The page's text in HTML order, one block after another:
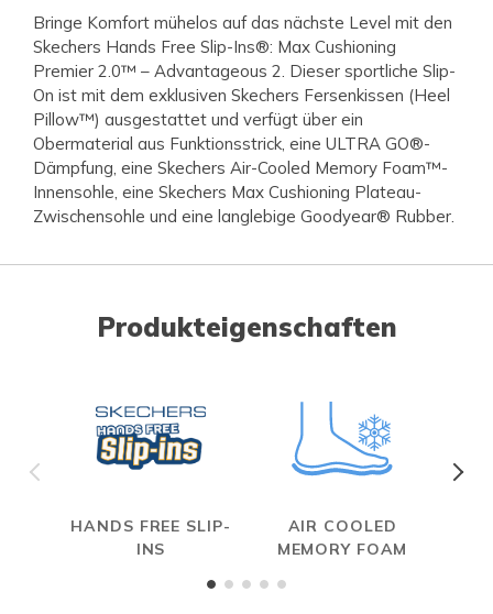
Bringe Komfort mühelos auf das nächste Level mit den
Skechers Hands Free Slip-Ins®: Max Cushioning
Premier 2.0™ – Advantageous 2. Dieser sportliche Slip-
On ist mit dem exklusiven Skechers Fersenkissen (Heel
Pillow™) ausgestattet und verfügt über ein
Obermaterial aus Funktionsstrick, eine ULTRA GO®-
Dämpfung, eine Skechers Air-Cooled Memory Foam™-
Innensohle, eine Skechers Max Cushioning Plateau-
Zwischensohle und eine langlebige Goodyear® Rubber.
Produkteigenschaften
HANDS FREE SLIP-
INS
AIR COOLED
MEMORY FOAM